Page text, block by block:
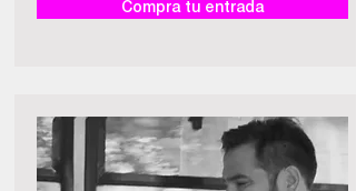
Compra tu entrada